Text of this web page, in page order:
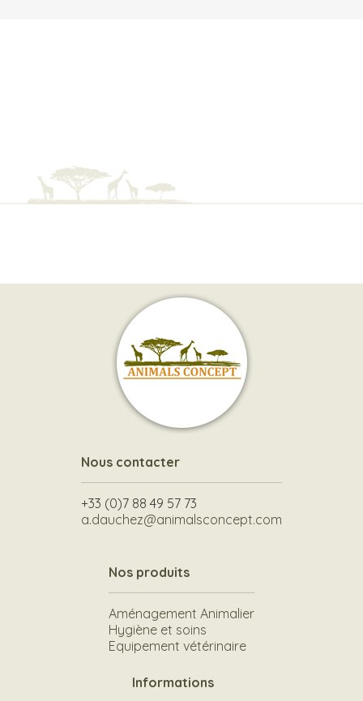
Nous contacter
+33 (0)7 88 49 57 73
a.dauchez@animalsconcept.com
Nos produits
Aménagement Animalier
Hygiène et soins
Equipement vétérinaire
Informations